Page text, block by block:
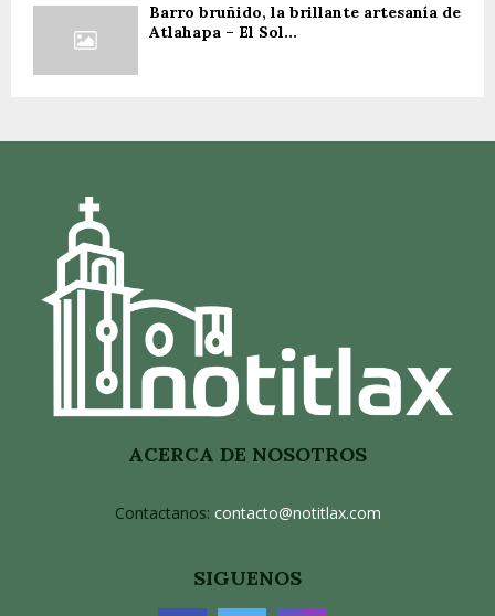
Barro bruñido, la brillante artesanía de
Atlahapa – El Sol...
ACERCA DE NOSOTROS
Contactanos: contacto@notitlax.com
SIGUENOS